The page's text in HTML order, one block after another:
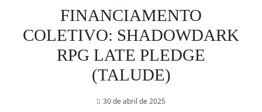
FINANCIAMENTO
COLETIVO: SHADOWDARK
RPG LATE PLEDGE
(TALUDE)
30 de abril de 2025